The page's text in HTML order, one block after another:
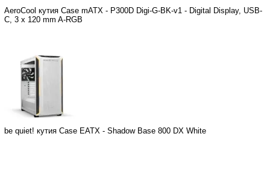
AeroCool кутия Case mATX - P300D Digi-G-BK-v1 - Digital Display, USB-
C, 3 x 120 mm A-RGB
be quiet! кутия Case EATX - Shadow Base 800 DX White